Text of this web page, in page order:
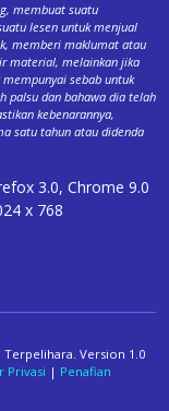
membuat suatu
lesen untuk menjual
memberi maklumat atau
material, melainkan jika
sebab untuk
palsu dan bahawa dia telah
kebenarannya,
satu tahun atau didenda
3.0, Chrome 9.0
x 768
Terpelihara. Version 1.0
Privasi | Penafian